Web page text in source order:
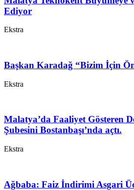
Ediyor
Ekstra
Başkan Karadağ “Bizim İçin
Ekstra
Malatya’da Faaliyet Gösteren
Şubesini Bostanbaşı’nda açtı.
Ekstra
Ağbaba: Faiz İndirimi Asgari